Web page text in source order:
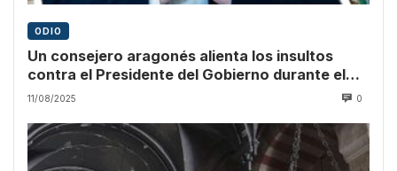
ODIO
Un consejero aragonés alienta los insultos
contra el Presidente del Gobierno durante el
pregón
11/08/2025 0